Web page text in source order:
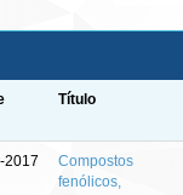
Título
2017
Compostos
fenólicos,